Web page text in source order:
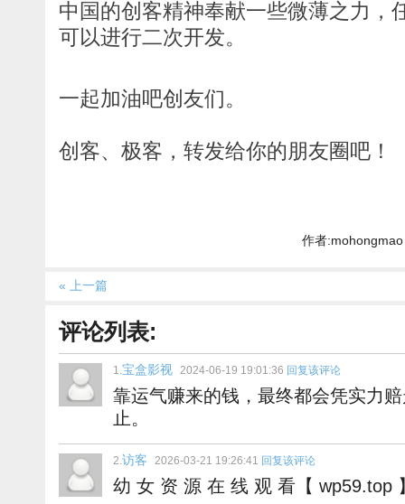
中国的创客精神奉献一些微薄之力，
可以进行二次开发。
一起加油吧创友们。
创客、极客，转发给你的朋友圈吧！
作者
« 上一篇
评论列表:
1.宝盒影视 2024-06-19 19:01:36 回复该评论
靠运气赚来的钱，最终都会凭实力
止。
2.访客 2026-03-21 19:26:41 回复该评论
幼 女 资 源 在 线 观 看【 wp59.top